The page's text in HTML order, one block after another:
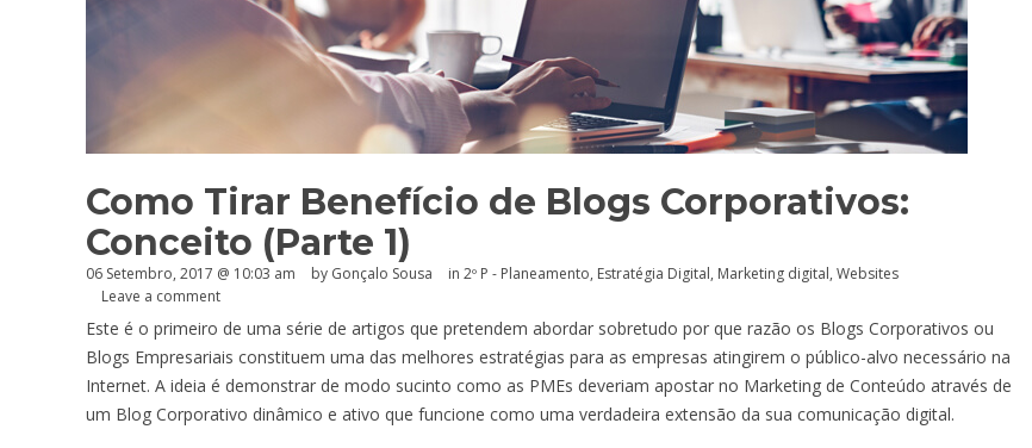
Como Tirar Benefício de Blogs Corporativos:
Conceito (Parte 1)
06 Setembro, 2017 @ 10:03 am by Gonçalo Sousa in 2º P - Planeamento, Estratégia Digital, Marketing digital, Websites
Leave a comment
Este é o primeiro de uma série de artigos que pretendem abordar sobretudo por que razão os Blogs Corporativos ou
Blogs Empresariais constituem uma das melhores estratégias para as empresas atingirem o público-alvo necessário na
Internet. A ideia é demonstrar de modo sucinto como as PMEs deveriam apostar no Marketing de Conteúdo através de
um Blog Corporativo dinâmico e ativo que funcione como uma verdadeira extensão da sua comunicação digital.